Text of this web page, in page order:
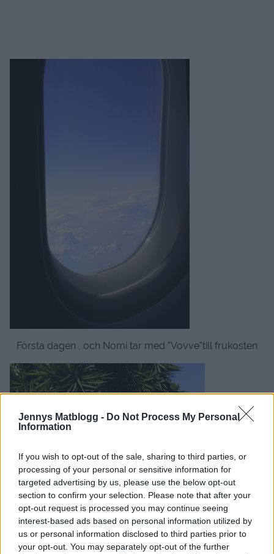
Jennys Matblogg - Do Not Process My Personal
Information
If you wish to opt-out of the sale, sharing to third parties, or
processing of your personal or sensitive information for
targeted advertising by us, please use the below opt-out
section to confirm your selection. Please note that after your
opt-out request is processed you may continue seeing
interest-based ads based on personal information utilized by
us or personal information disclosed to third parties prior to
your opt-out. You may separately opt-out of the further
Första dagen , och Nomi tar med ”Vovve”till frukosten